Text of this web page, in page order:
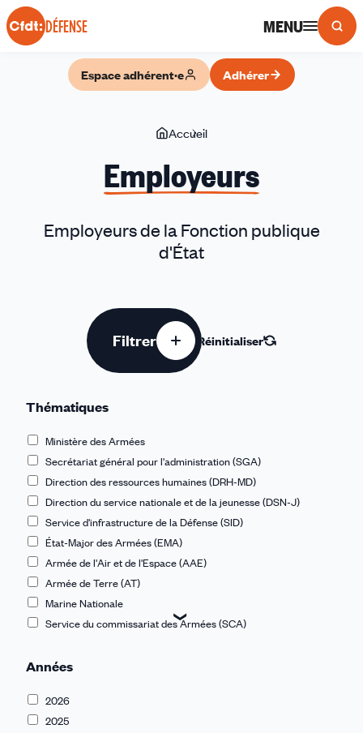
Panneau de gestion des cookies
DÉFENSE MENU
Espace adhérent·e Adhérer
Vous
ici
Accueil
Employeurs
Employeurs de la Fonction publique
d'État
Filtrer Réinitialiser
Thématiques
Ministère des Armées
Secrétariat général pour l'administration (SGA)
Direction des ressources humaines (DRH-MD)
Direction du service nationale et de la jeunesse (DSN-J)
Service d'infrastructure de la Défense (SID)
État-Major des Armées (EMA)
Armée de l'Air et de l'Espace (AAE)
Armée de Terre (AT)
Marine Nationale
Service du commissariat des Armées (SCA)
Service industriel de l'Aéronautique (SIAé)
Service de santé des armées (SSA)
Commissariat au numérique de défense (CND)
Années
2026
2025